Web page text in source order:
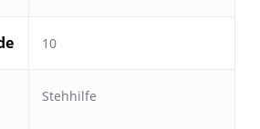
10
Stehhilfe